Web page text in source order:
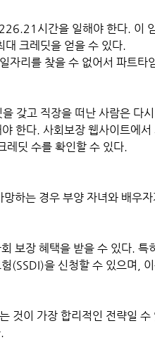
시간을 일해야 한다. 이
크레딧을 얻을 수 있다.
자리를 찾을 수 없어서 파트타
갖고 직장을 떠난 사람은 다
한다. 사회보장 웹사이트에서
레딧 수를 확인할 수 있다.
하는 경우 부양 자녀와 배우
(SSDI)을 신청할 수 있으며,
것이 가장 합리적인 전략일 수